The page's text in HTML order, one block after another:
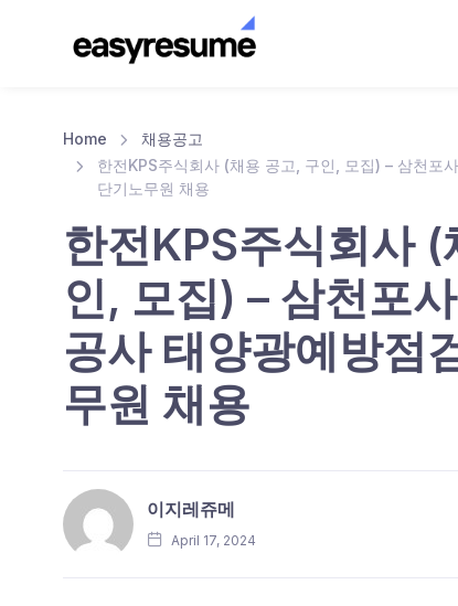
Home
채용공고
한전KPS주식회사 (채용 공고, 구인, 모집) – 삼천포
단기노무원 채용
한전KPS주식회사
인, 모집) – 삼천포
공사 태양광예방점
무원 채용
이지레쥬메
April 17, 2024